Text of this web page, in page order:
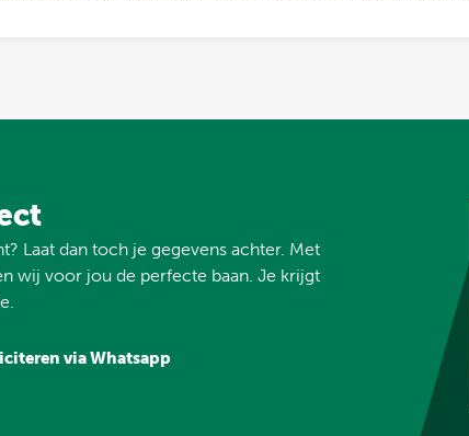
Laat dan toch je gegevens achter. Met
wij voor jou de perfecte baan. Je krijgt
via Whatsapp